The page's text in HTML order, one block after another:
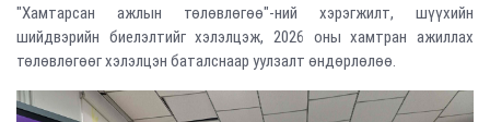
"Хамтарсан ажлын төлөвлөгөө"-ний хэрэгжилт, шүүхийн
шийдвэрийн биелэлтийг хэлэлцэж, 2026 оны хамтран ажиллах
төлөвлөгөөг хэлэлцэн баталснаар уулзалт өндөрлөлөө.